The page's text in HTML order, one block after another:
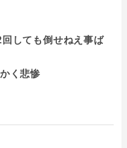
しても倒せねえ事ば
く悲惨